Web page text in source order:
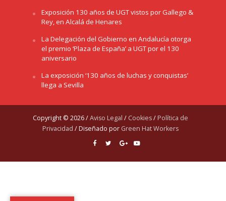
Exposición 130 años de UGT vistos por Gallego &
Rey, en Alcalá de Henares
La Delegación del Gobierno en Andalucía otorga
el premio ‘Plaza de España’ a UGT por el 130
aniversario
La exposición ‘130 años de luchas y conquistas’
llega a Sevilla
Copyright © 2026 /Aviso Legal / Cookies/ Política de
Privacidad / Diseñado por Green Hat Workers